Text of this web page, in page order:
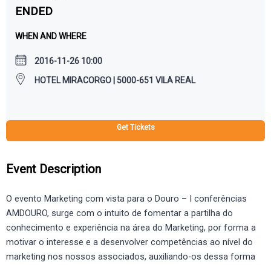
ENDED
WHEN AND WHERE
2016-11-26 10:00
HOTEL MIRACORGO | 5000-651 VILA REAL
Get Tickets
Event Description
O evento Marketing com vista para o Douro – I conferências
AMDOURO, surge com o intuito de fomentar a partilha do
conhecimento e experiência na área do Marketing, por forma a
motivar o interesse e a desenvolver competências ao nível do
marketing nos nossos associados, auxiliando-os dessa forma